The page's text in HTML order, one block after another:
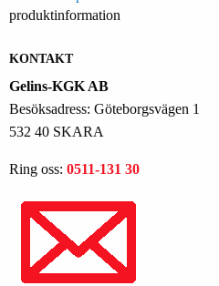
KONTAKT
Gelins-KGK AB
Besöksadress: Göteborgsvägen 1
532 40 SKARA
Ring oss: 0511-131 30